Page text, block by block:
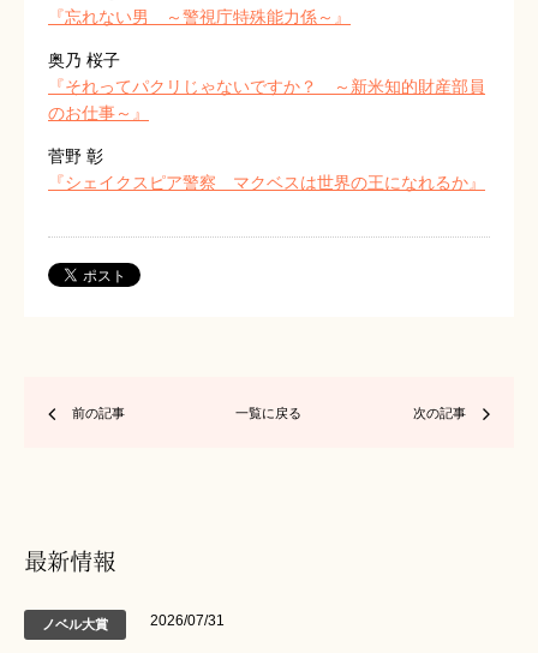
『忘れない男 ～警視庁特殊能力係～』
奥乃 桜子
『それってパクリじゃないですか？ ～新米知的財産部員
のお仕事～』
菅野 彰
『シェイクスピア警察 マクベスは世界の王になれるか』
前の記事 一覧に戻る 次の記事
最新情報
ノベル大賞 2026/07/31